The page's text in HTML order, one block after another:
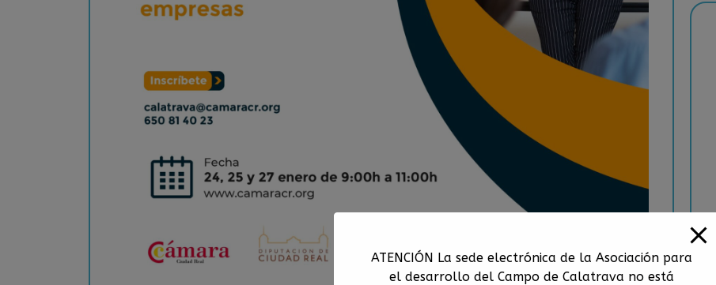
ATENCIÓN La sede electrónica de la Asociación para
el desarrollo del Campo de Calatrava no está